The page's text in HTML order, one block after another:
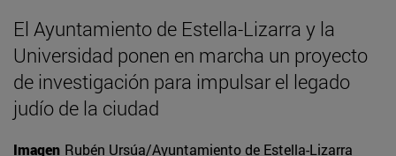
El Ayuntamiento de Estella-Lizarra y la
Universidad ponen en marcha un proyecto
de investigación para impulsar el legado
judío de la ciudad
Imagen Rubén Ursúa/Ayuntamiento de Estella-Lizarra